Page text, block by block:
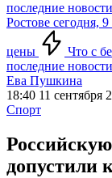
последние
Ростове сегодня,
цены
Что с
последние
Ева Пушкина
18:40 11 сентября
Спорт
допустили